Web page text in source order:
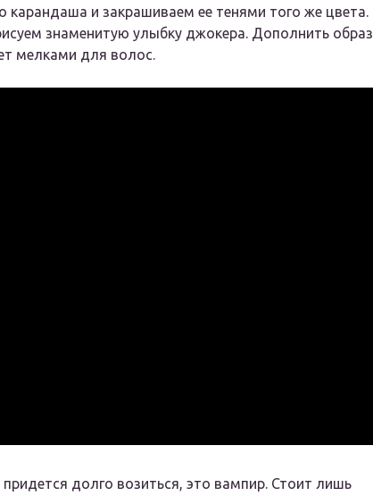
карандаша и закрашиваем ее тенями того же цвета.
знаменитую улыбку джокера. Дополнить образ
мелками для волос.
долго возиться, это вампир. Стоит лишь